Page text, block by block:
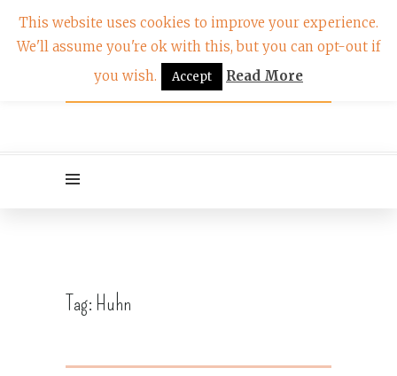
Tag: Huhn
This website uses cookies to improve your experience.
We'll assume you're ok with this, but you can opt-out if
you wish.
Accept Read More